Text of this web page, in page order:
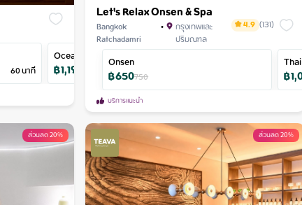
60นาที
Ocean Glistening Bodt Scrub
฿1,190
Shoulder & Neck
Let's Relax Onsen & Spa
Bangkok
Ratchadamri
• กรุงเทพและ
ปริมณฑล
4.9 (131)
Onsen
฿650750 ฿
บริการแนะนำ
ส่วนลด 20% ส่วนลด 20%